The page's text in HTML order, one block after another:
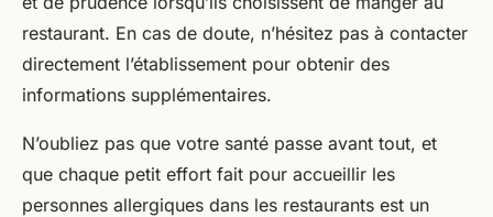
restaurant. En cas de doute, n’hésitez pas à contacter
directement l’établissement pour obtenir des
informations supplémentaires.
N’oubliez pas que votre santé passe avant tout, et
que chaque petit effort fait pour accueillir les
personnes allergiques dans les restaurants est un